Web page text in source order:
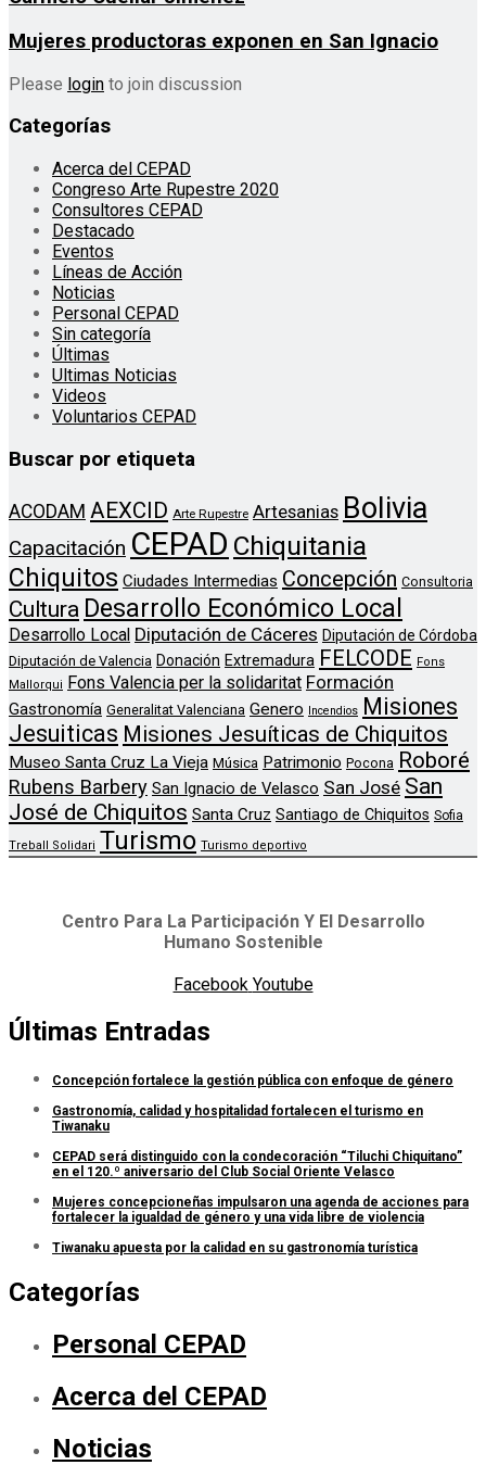
Mujeres productoras exponen en San Ignacio
Please login to join discussion
Categorías
Acerca del CEPAD
Congreso Arte Rupestre 2020
Consultores CEPAD
Destacado
Eventos
Líneas de Acción
Noticias
Personal CEPAD
Sin categoría
Últimas
Ultimas Noticias
Videos
Voluntarios CEPAD
Buscar por etiqueta
ACODAM AEXCID Arte Rupestre Artesanias Bolivia
Capacitación CEPAD Chiquitania
Chiquitos Ciudades Intermedias Concepción Consultoria
Cultura Desarrollo Económico Local
Desarrollo Local Diputación de Cáceres Diputación de Córdoba
Diputación de Valencia Donación Extremadura FELCODE Fons
Mallorqui
Fons Valencia per la solidaritat Formación
Gastronomía Generalitat Valenciana Genero Incendios
Misiones
Jesuiticas Misiones Jesuíticas de Chiquitos
Museo Santa Cruz La Vieja Música Patrimonio Pocona Roboré
Rubens Barbery San Ignacio de Velasco San José San
José de Chiquitos Santa Cruz Santiago de Chiquitos Sofia
Treball Solidari Turismo Turismo deportivo
Centro Para La Participación Y El Desarrollo
Humano Sostenible
Facebook Youtube
Últimas Entradas
Concepción fortalece la gestión pública con enfoque de género
Gastronomía, calidad y hospitalidad fortalecen el turismo en
Tiwanaku
CEPAD será distinguido con la condecoración “Tiluchi Chiquitano”
en el 120.º aniversario del Club Social Oriente Velasco
Mujeres concepcioneñas impulsaron una agenda de acciones para
fortalecer la igualdad de género y una vida libre de violencia
Tiwanaku apuesta por la calidad en su gastronomía turística
Categorías
Personal CEPAD
Acerca del CEPAD
Noticias